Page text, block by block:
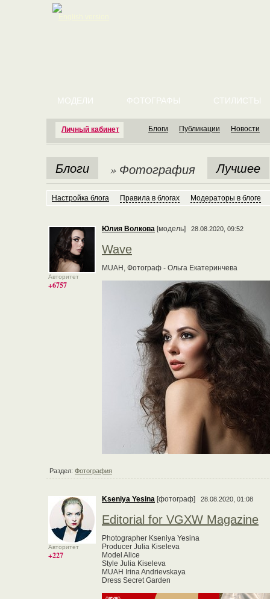
Личный кабинет
МОДЕЛИ ФОТОГРАФЫ СТИЛИСТЫ
Блоги Публикации Новости
Блоги » Фотография Лучшее
Настройка блога Правила в блогах Модераторы в блоге
Авторитет
+6757
Юлия Волкова [модель] 28.08.2020, 09:52
Wave
MUAH, Фотограф - Ольга Екатеринчева
Раздел: Фотография
Авторитет
+227
Kseniya Yesina [фотограф] 28.08.2020, 01:08
Editorial for VGXW Magazine
Photographer Kseniya Yesina
Producer Julia Kiseleva
Model Alice
Style Julia Kiseleva
MUAH Irina Andrievskaya
Dress Secret Garden